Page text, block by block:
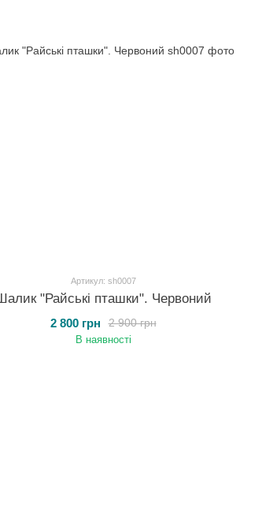
Артикул: sh0007
"Райські пташки". Червоний
2 900 грн
2 800 грн
В наявності